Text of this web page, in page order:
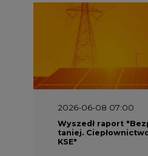
2026-06-08 07:00
taniej.